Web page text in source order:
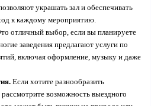
украшать зал и обеспечивать
к каждому мероприятию.
отличный выбор, если вы планируете
заведения предлагают услуги по
включая оформление, музыку и даже
Если хотите разнообразить
возможность выездного